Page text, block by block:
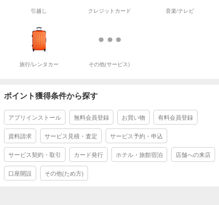
引越し クレジットカード 音楽/テレビ
旅行/レンタカー その他(サービス)
ポイント獲得条件から探す
アプリインストール 無料会員登録 お買い物 有料会員登録
資料請求 サービス見積・査定 サービス予約・申込
サービス契約・取引 カード発行 ホテル・旅館宿泊 店舗への来店
口座開設 その他(ため方)